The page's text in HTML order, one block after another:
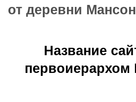
от деревни
Название
первоиерархом